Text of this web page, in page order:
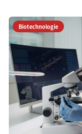
Biotechnologie